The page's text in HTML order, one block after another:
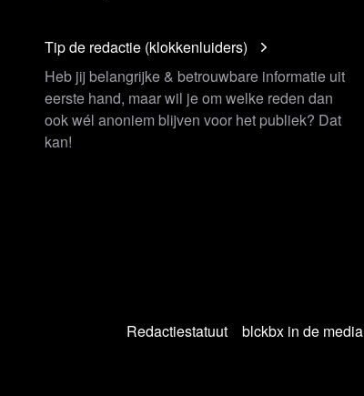
Tip de redactie (klokkenluiders)
Heb jij belangrijke & betrouwbare informatie uit
eerste hand, maar wil je om welke reden dan
ook wél anoniem blijven voor het publiek? Dat
kan!
Redactiestatuut blckbx in de media